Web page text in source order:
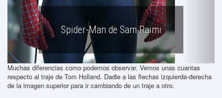
Spider-Man de Sam Raimi
Muchas diferencias como podemos observar. Vemos unas cuantas
respecto al traje de Tom Holland. Dadle a las flechas izquierda-derecha
de la imagen superior para ir cambiando de un traje a otro.